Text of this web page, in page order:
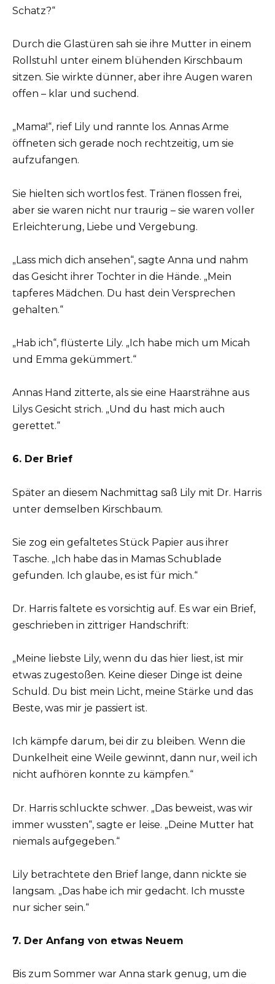
Schatz?“
Durch die Glastüren sah sie ihre Mutter in einem
Rollstuhl unter einem blühenden Kirschbaum
sitzen. Sie wirkte dünner, aber ihre Augen waren
offen – klar und suchend.
„Mama!“, rief Lily und rannte los. Annas Arme
öffneten sich gerade noch rechtzeitig, um sie
aufzufangen.
Sie hielten sich wortlos fest. Tränen flossen frei,
aber sie waren nicht nur traurig – sie waren voller
Erleichterung, Liebe und Vergebung.
„Lass mich dich ansehen“, sagte Anna und nahm
das Gesicht ihrer Tochter in die Hände. „Mein
tapferes Mädchen. Du hast dein Versprechen
gehalten.“
„Hab ich“, flüsterte Lily. „Ich habe mich um Micah
und Emma gekümmert.“
Annas Hand zitterte, als sie eine Haarsträhne aus
Lilys Gesicht strich. „Und du hast mich auch
gerettet.“
6. Der Brief
Später an diesem Nachmittag saß Lily mit Dr. Harris
unter demselben Kirschbaum.
Sie zog ein gefaltetes Stück Papier aus ihrer
Tasche. „Ich habe das in Mamas Schublade
gefunden. Ich glaube, es ist für mich.“
Dr. Harris faltete es vorsichtig auf. Es war ein Brief,
geschrieben in zittriger Handschrift:
„Meine liebste Lily, wenn du das hier liest, ist mir
etwas zugestoßen. Keine dieser Dinge ist deine
Schuld. Du bist mein Licht, meine Stärke und das
Beste, was mir je passiert ist.
Ich kämpfe darum, bei dir zu bleiben. Wenn die
Dunkelheit eine Weile gewinnt, dann nur, weil ich
nicht aufhören konnte zu kämpfen.“
Dr. Harris schluckte schwer. „Das beweist, was wir
immer wussten“, sagte er leise. „Deine Mutter hat
niemals aufgegeben.“
Lily betrachtete den Brief lange, dann nickte sie
langsam. „Das habe ich mir gedacht. Ich musste
nur sicher sein.“
7. Der Anfang von etwas Neuem
Bis zum Sommer war Anna stark genug, um die